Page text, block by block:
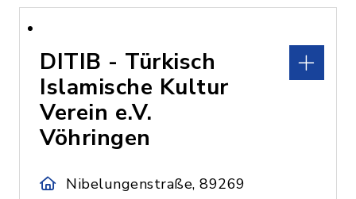
DITIB - Türkisch
Islamische Kultur
Verein e.V.
Vöhringen
Nibelungenstraße, 89269